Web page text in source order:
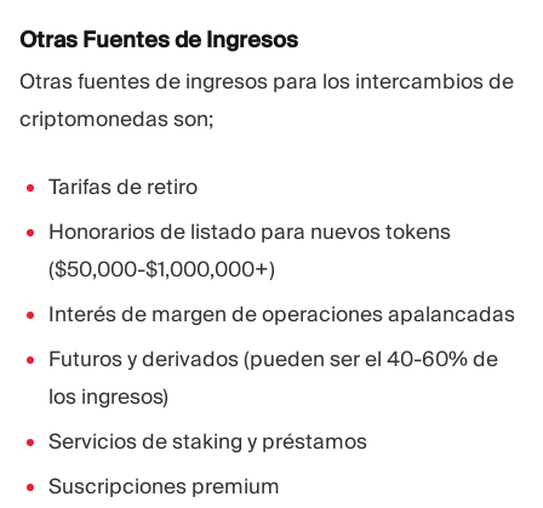
Otras Fuentes de Ingresos
Otras fuentes de ingresos para los intercambios de
criptomonedas son;
Tarifas de retiro
Honorarios de listado para nuevos tokens
($50,000-$1,000,000+)
Interés de margen de operaciones apalancadas
Futuros y derivados (pueden ser el 40-60% de
los ingresos)
Servicios de staking y préstamos
Suscripciones premium